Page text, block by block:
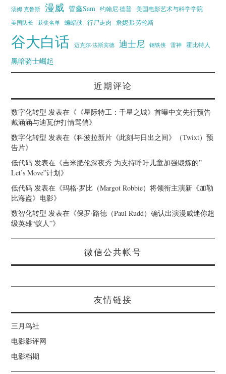
汤姆·克鲁斯 漫威 管鑫Sam 约翰尼·德普
美国电影艺术与科学学院
美国队长
获奖名单 蝙蝠侠 行尸走肉 詹妮弗·劳伦斯
谷大白话 迈克尔·法斯宾德 迪士尼 钢铁侠 雷神 霍比特人
黑暗骑士崛起
近期评论
数字化转型 发表在《 《星际特工：千星之城》首曝中文先行预告
戴涵涵与迪瓦伊打情骂俏》
数字化转型 发表在《科波拉新片《此刻与日出之间》（Twixt）预
告片》
低代码 发表在《吉米肥伦深夜秀 为支持呼吁儿童加强锻炼的”
Let’s Move”计划》
低代码 发表在《玛格·罗比（Margot Robbie）将领衔主演新《加勒
比海盗》电影》
数智化转型 发表在《保罗·路德（Paul Rudd）确认出演漫威迷你超
级英雄“蚁人”》
微信公共帐号
友情链接
三月鸟社
电影影评网
电影档期